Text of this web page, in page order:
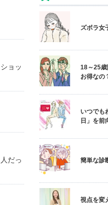
ョッ
だっ
ズボラ女
18～25
お得なの
いつでも
日」を前
簡単な診
視点を変